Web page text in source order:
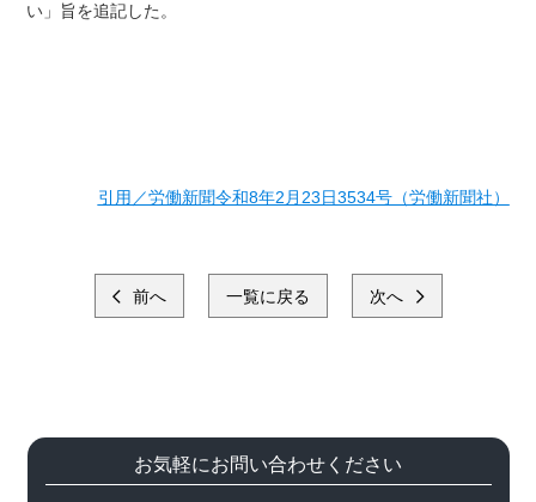
い」旨を追記した。
引用／労働新聞令和8年2月23日3534号（労働新聞社）
前へ 一覧に戻る 次へ
お気軽にお問い合わせください